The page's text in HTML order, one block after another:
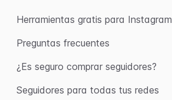
Herramientas gratis para Instagram
Preguntas frecuentes
¿Es seguro comprar seguidores?
Seguidores para todas tus redes